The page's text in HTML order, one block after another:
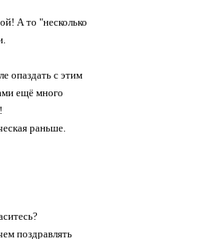
А то "несколько
опаздать с этим
ещё много
раньше.
поздравлять